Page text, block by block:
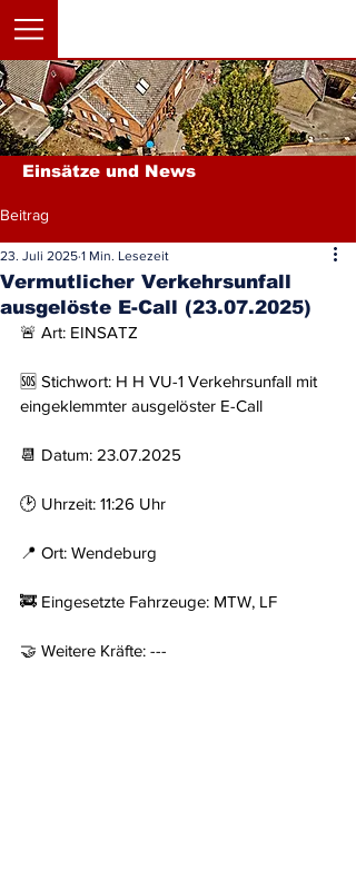
Einsätze und News
Beitrag
Vermutlicher Verkehrsunfall
ausgelöste E-Call (23.07.2025)
23. Juli 2025 1 Min. Lesezeit
🚨 Art: EINSATZ
🆘 Stichwort: H H VU-1 Verkehrsunfall mit
eingeklemmter ausgelöster E-Call
📆 Datum: 23.07.2025
🕑 Uhrzeit: 11:26 Uhr
📍 Ort: Wendeburg
🚒 Eingesetzte Fahrzeuge: MTW, LF
🤝 Weitere Kräfte: ---